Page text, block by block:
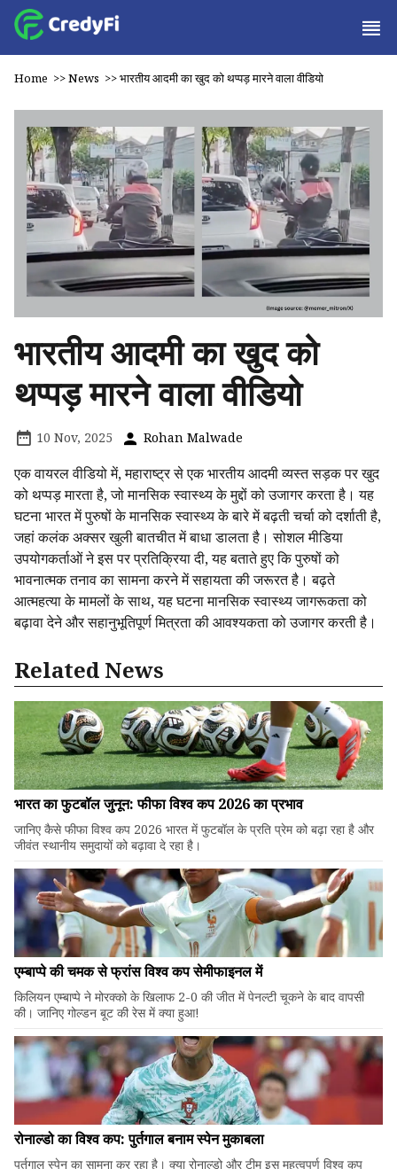
Home >>News >>भारतीय आदमी का खुद को थप्पड़ मारने वाला वीडियो
भारतीय आदमी का खुद को
थप्पड़ मारने वाला वीडियो
10 Nov, 2025 Rohan Malwade
एक वायरल वीडियो में, महाराष्ट्र से एक भारतीय आदमी व्यस्त सड़क पर खुद
को थप्पड़ मारता है, जो मानसिक स्वास्थ्य के मुद्दों को उजागर करता है। यह
घटना भारत में पुरुषों के मानसिक स्वास्थ्य के बारे में बढ़ती चर्चा को दर्शाती है,
जहां कलंक अक्सर खुली बातचीत में बाधा डालता है। सोशल मीडिया
उपयोगकर्ताओं ने इस पर प्रतिक्रिया दी, यह बताते हुए कि पुरुषों को
भावनात्मक तनाव का सामना करने में सहायता की जरूरत है। बढ़ते
आत्महत्या के मामलों के साथ, यह घटना मानसिक स्वास्थ्य जागरूकता को
बढ़ावा देने और सहानुभूतिपूर्ण मित्रता की आवश्यकता को उजागर करती है।
Related News
भारत का फुटबॉल जुनून: फीफा विश्व कप 2026 का प्रभाव
जानिए कैसे फीफा विश्व कप 2026 भारत में फुटबॉल के प्रति प्रेम को बढ़ा रहा है और
जीवंत स्थानीय समुदायों को बढ़ावा दे रहा है।
एम्बाप्पे की चमक से फ्रांस विश्व कप सेमीफाइनल में
किलियन एम्बाप्पे ने मोरक्को के खिलाफ 2-0 की जीत में पेनल्टी चूकने के बाद वापसी
की। जानिए गोल्डन बूट की रेस में क्या हुआ!
रोनाल्डो का विश्व कप: पुर्तगाल बनाम स्पेन मुकाबला
पुर्तगाल स्पेन का सामना कर रहा है। क्या रोनाल्डो और टीम इस महत्वपूर्ण विश्व कप